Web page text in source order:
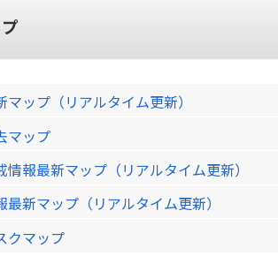
ップ（リアルタイム更新）
マップ
情報最新マップ（リアルタイム更新）
新マップ（リアルタイム更新）
クマップ